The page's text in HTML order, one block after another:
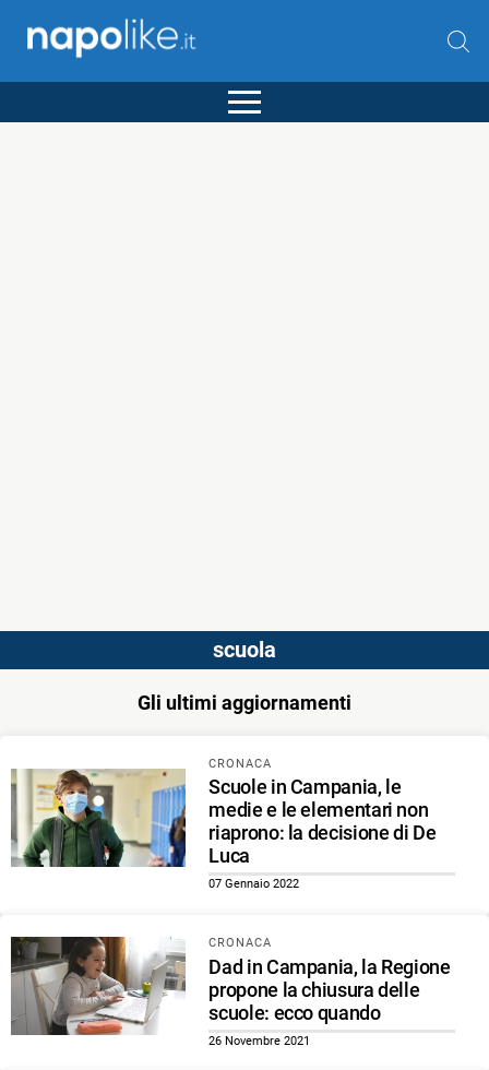
scuola
Gli ultimi aggiornamenti
CRONACA
Scuole in Campania, le
medie e le elementari non
riaprono: la decisione di De
Luca
07 Gennaio 2022
CRONACA
Dad in Campania, la Regione
propone la chiusura delle
scuole: ecco quando
26 Novembre 2021